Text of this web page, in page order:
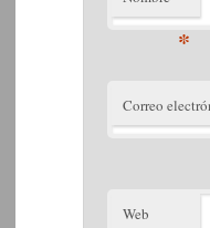
*
Correo
Web